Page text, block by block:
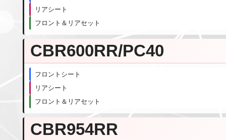
リアシート
フロント＆リアセット
CBR600RR/PC40
フロントシート
リアシート
フロント＆リアセット
CBR954RR